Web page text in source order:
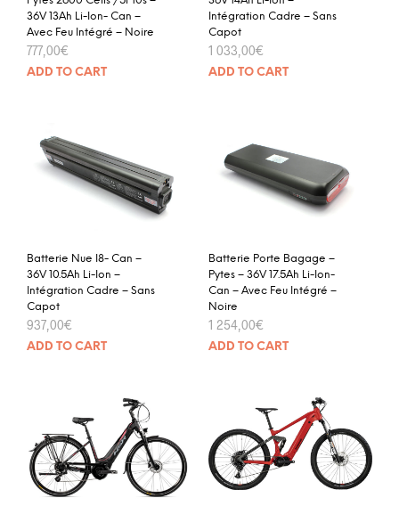
36V 13Ah Li-Ion- Can –
Avec Feu Intégré – Noire
777,00€
ADD TO CART
Intégration Cadre – Sans
Capot
1 033,00€
ADD TO CART
Batterie Nue I8- Can –
36V 10.5Ah Li-Ion –
Intégration Cadre – Sans
Capot
937,00€
ADD TO CART
Batterie Porte Bagage –
Pytes – 36V 17.5Ah Li-Ion-
Can – Avec Feu Intégré –
Noire
1 254,00€
ADD TO CART